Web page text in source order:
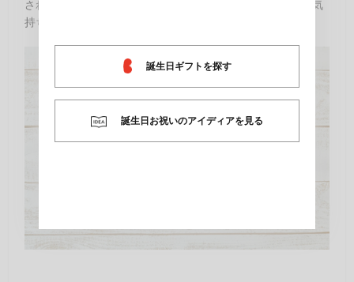
誕生日ギフトを探す
誕生日お祝いのアイディアを見る
されています。パッケージを開けるたび、にっこり嬉しい気
持ちに。